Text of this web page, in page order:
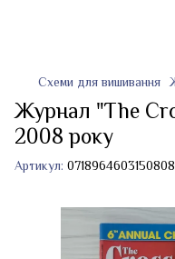
Схеми для вишивання
Журнал "The
2008 року
Артикул: 0718964603150808